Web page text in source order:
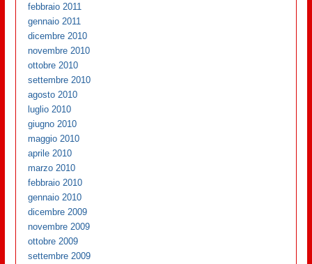
febbraio 2011
gennaio 2011
dicembre 2010
novembre 2010
ottobre 2010
settembre 2010
agosto 2010
luglio 2010
giugno 2010
maggio 2010
aprile 2010
marzo 2010
febbraio 2010
gennaio 2010
dicembre 2009
novembre 2009
ottobre 2009
settembre 2009